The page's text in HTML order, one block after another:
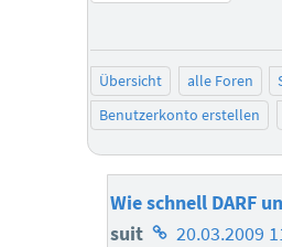
Übersicht alle Foren
Benutzerkonto erstellen
Wie schnell DARF
suit Homepage
20.03.2009